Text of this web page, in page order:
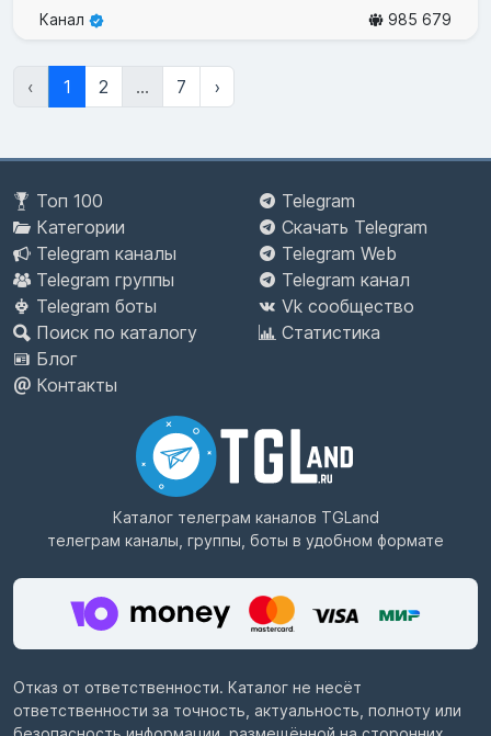
Канал 985 679
‹ 1 2 ... 7 ›
Топ 100
Категории
Telegram каналы
Telegram группы
Telegram боты
Поиск по каталогу
Блог
Контакты
Telegram
Скачать Telegram
Telegram Web
Telegram канал
Vk сообщество
Статистика
Каталог телеграм каналов TGLand
телеграм каналы, группы, боты в удобном формате
Отказ от ответственности. Каталог не несёт
ответственности за точность, актуальность, полноту или